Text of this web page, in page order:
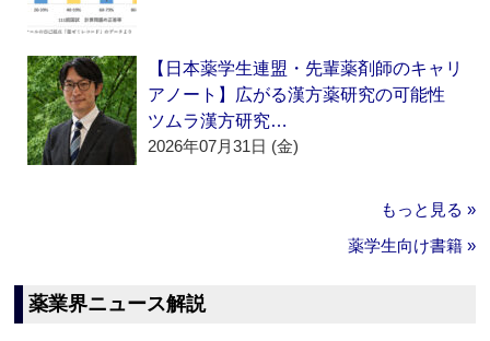
【日本薬学生連盟・先輩薬剤師のキャリ
アノート】広がる漢方薬研究の可能性
ツムラ漢方研究…
2026年07月31日 (金)
もっと見る »
薬学生向け書籍 »
薬業界ニュース解説